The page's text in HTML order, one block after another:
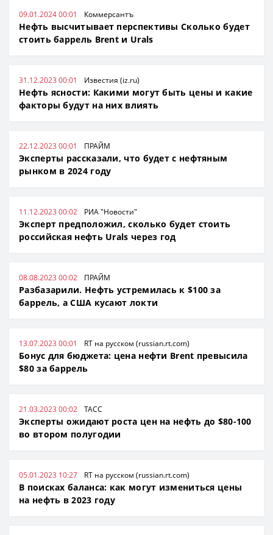
09.01.2024 00:01 Коммерсантъ
Нефть высчитывает перспективы Сколько будет
стоить баррель Brent и Urals
31.12.2023 00:01 Известия (iz.ru)
Нефть ясности: Какими могут быть цены и какие
факторы будут на них влиять
22.12.2023 00:01 ПРАЙМ
Эксперты рассказали, что будет с нефтяным
рынком в 2024 году
11.12.2023 00:02 РИА "Новости"
Эксперт предположил, сколько будет стоить
российская нефть Urals через год
08.08.2023 00:02 ПРАЙМ
Разбазарили. Нефть устремилась к $100 за
баррель, а США кусают локти
13.07.2023 00:01 RT на русском (russian.rt.com)
Бонус для бюджета: цена нефти Brent превысила
$80 за баррель
21.03.2023 00:02 ТАСС
Эксперты ожидают роста цен на нефть до $80-100
во втором полугодии
05.01.2023 10:27 RT на русском (russian.rt.com)
В поисках баланса: как могут измениться цены
на нефть в 2023 году